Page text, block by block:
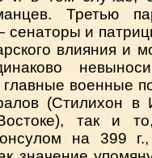
Третью
и
влияния и
главные военные
(Стилихон
так и
на 399